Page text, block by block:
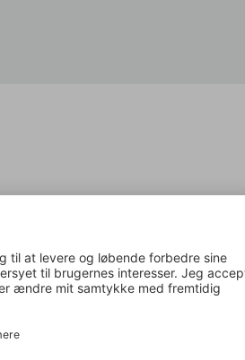
with four years of bottle age,
was concerned, this has